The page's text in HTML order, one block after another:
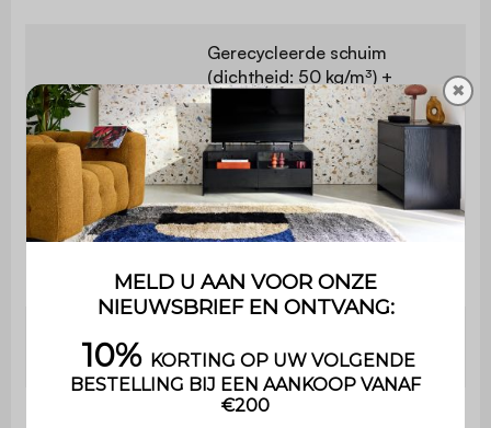
Vulling
Gerecycleerde schuim
(dichtheid: 50 kg/m³) +
polyurethaanschuim
(dichtheid: 18 kg/m³)recyclée
(densité : 50kg/m3) + mousse
polyuréthane (densité :
18kg/m3)
zitschuim
(30kg/m3)
rugschuim
(30kg/m3)
35 cm
✖